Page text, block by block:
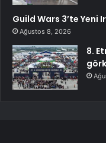
Guild Wars 3’te Yeni
Ağustos 8, 2026
8.